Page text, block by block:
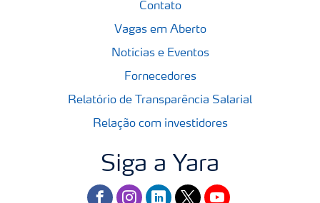
Contato
Vagas em Aberto
Notícias e Eventos
Fornecedores
Relatório de Transparência Salarial
Relação com investidores
Siga a Yara
facebookinstagram
linkedintwitteryoutube